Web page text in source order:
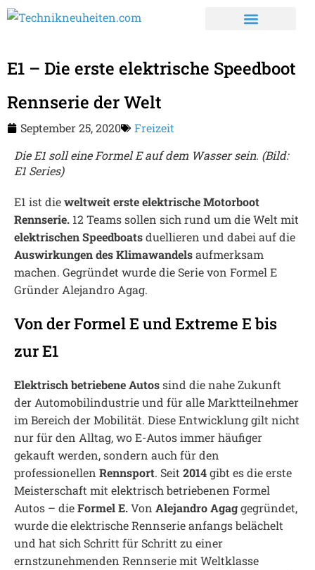
E1 – Die erste elektrische Speedboot
Rennserie der Welt
September 25, 2020
Freizeit
Die E1 soll eine Formel E auf dem Wasser sein. (Bild:
E1 Series)
E1 ist dieweltweit erste elektrische Motorboot
Rennserie. 12 Teams sollen sich rund um die Welt mit
elektrischen Speedboatsduellieren und dabei auf die
Auswirkungen des Klimawandelsaufmerksam
machen. Gegründet wurde die Serie von Formel E
Gründer Alejandro Agag.
Von der Formel E und Extreme E bis
zur E1
Elektrisch betriebene Autossind die nahe Zukunft
der Automobilindustrie und für alle Marktteilnehmer
im Bereich der Mobilität. Diese Entwicklung gilt nicht
nur für den Alltag, wo E-Autos immer häufiger
gekauft werden, sondern auch für den
professionellen Rennsport. Seit 2014gibt es die erste
Meisterschaft mit elektrisch betriebenen Formel
Autos – dieFormel E.Von Alejandro Agaggegründet,
wurde die elektrische Rennserie anfangs belächelt
und hat sich Schritt für Schritt zu einer
ernstzunehmenden Rennserie mit Weltklasse